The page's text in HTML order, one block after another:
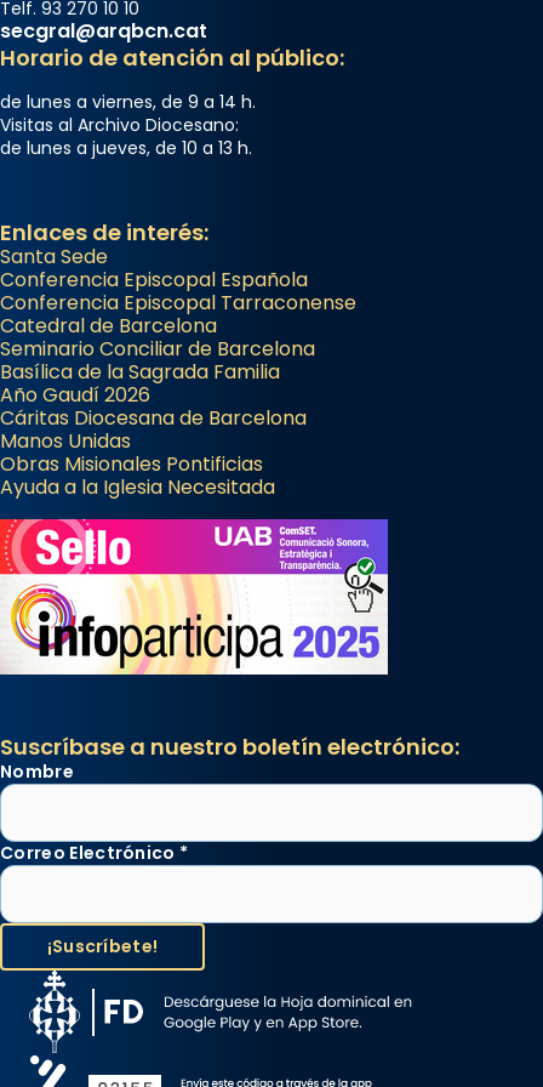
Telf. 93 270 10 10
secgral@arqbcn.cat
Horario de atención al público:
de lunes a viernes, de 9 a 14 h.
Visitas al Archivo Diocesano:
de lunes a jueves, de 10 a 13 h.
Enlaces de interés:
Santa Sede
Conferencia Episcopal Española
Conferencia Episcopal Tarraconense
Catedral de Barcelona
Seminario Conciliar de Barcelona
Basílica de la Sagrada Familia
Año Gaudí 2026
Cáritas Diocesana de Barcelona
Manos Unidas
Obras Misionales Pontificias
Ayuda a la Iglesia Necesitada
Suscríbase a nuestro boletín electrónico:
Nombre
Correo Electrónico *